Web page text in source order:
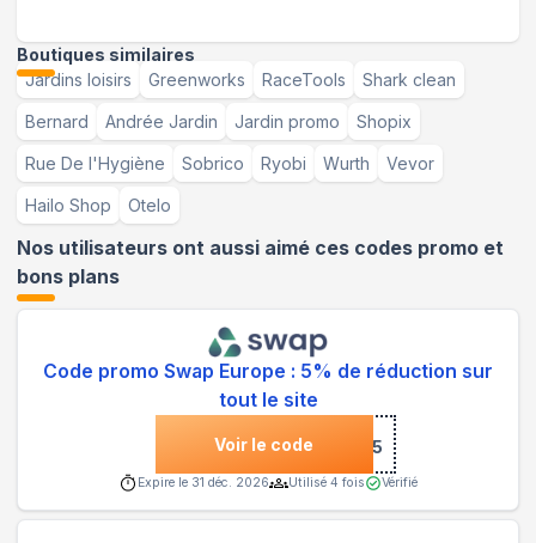
Boutiques similaires
Jardins loisirs
Greenworks RaceTools Shark clean
Bernard Andrée Jardin Jardin promo Shopix
Rue De l'Hygiène Sobrico Ryobi Wurth Vevor
Hailo Shop Otelo
Nos utilisateurs ont aussi aimé ces codes promo et
bons plans
Code promo Swap Europe : 5% de réduction sur
tout le site
Voir le code ***P5
Expire le 31 déc. 2026 Utilisé 4 fois Vérifié